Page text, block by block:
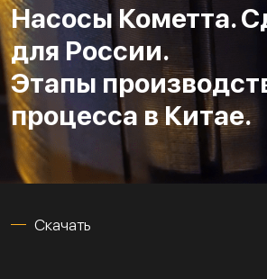
Насосы Кометта.
для России.
Этапы
процесса в Китае.
Скачать